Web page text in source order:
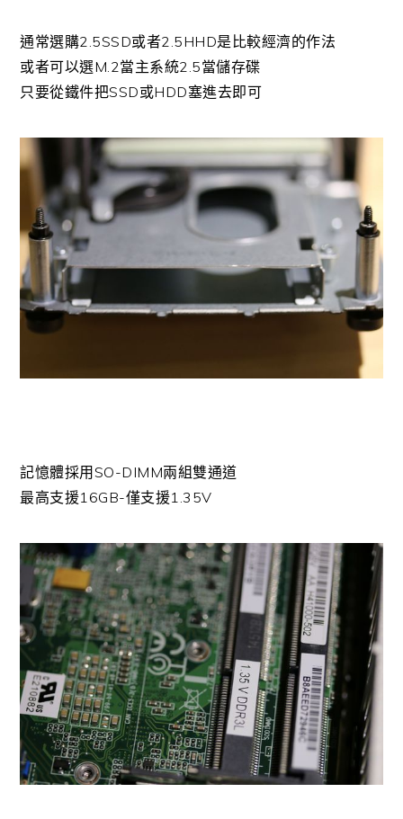
通常選購2.5SSD或者2.5HHD是比較經濟的作法
或者可以選M.2當主系統2.5當儲存碟
只要從鐵件把SSD或HDD塞進去即可
記憶體採用SO-DIMM兩組雙通道
最高支援16GB-僅支援1.35V